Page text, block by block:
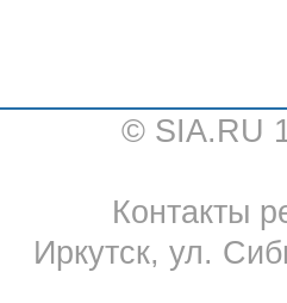
© SIA.RU
Контакты
Иркутск, ул.